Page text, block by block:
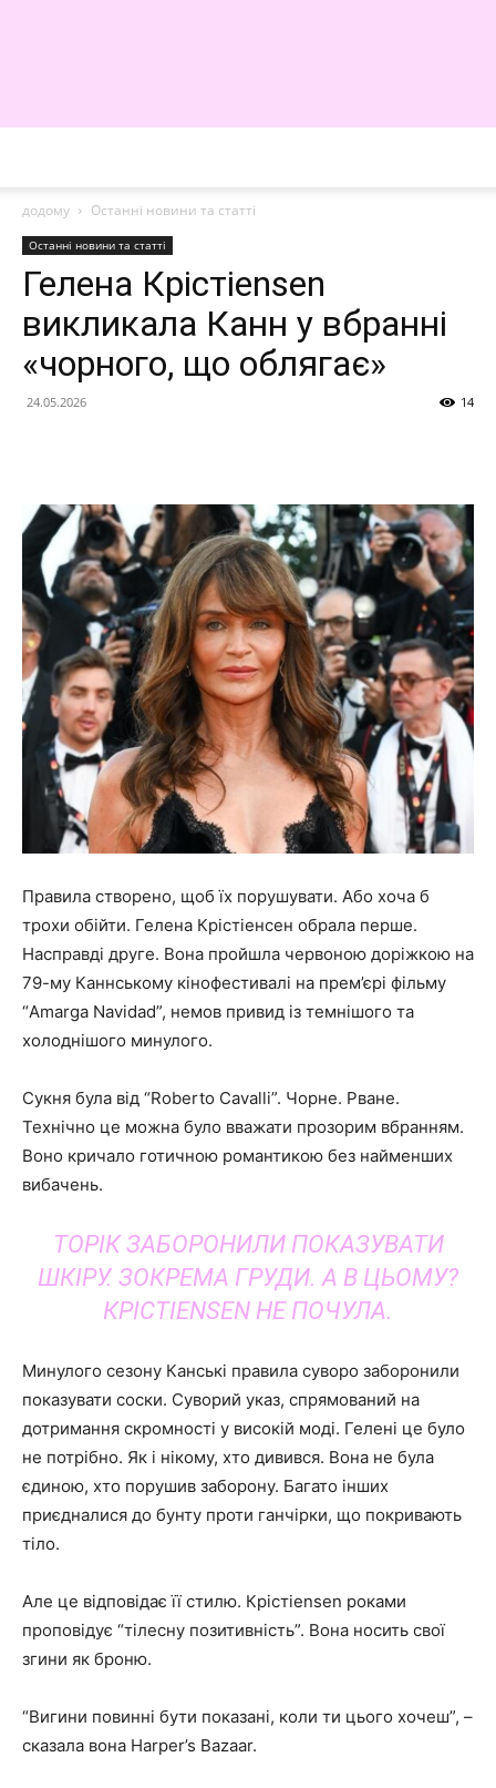
додому
Останні новини та статті
Останні новини та статті
Гелена Крістіensen
викликала Канн у вбранні
«чорного, що облягає»
24.05.2026 14
Правила створено, щоб їх порушувати. Або хоча б
трохи обійти. Гелена Крістіенсен обрала перше.
Насправді друге. Вона пройшла червоною доріжкою на
79-му Каннському кінофестивалі на прем’єрі фільму
“Amarga Navidad”, немов привид із темнішого та
холоднішого минулого.
Сукня була від “Roberto Cavalli”. Чорне. Рване.
Технічно це можна було вважати прозорим вбранням.
Воно кричало готичною романтикою без найменших
вибачень.
ТОРІК ЗАБОРОНИЛИ ПОКАЗУВАТИ
ШКІРУ. ЗОКРЕМА ГРУДИ. А В ЦЬОМУ?
КРІСТІENSEN НЕ ПОЧУЛА.
Минулого сезону Канські правила суворо заборонили
показувати соски. Суворий указ, спрямований на
дотримання скромності у високій моді. Гелені це було
не потрібно. Як і нікому, хто дивився. Вона не була
єдиною, хто порушив заборону. Багато інших
приєдналися до бунту проти ганчірки, що покривають
тіло.
Але це відповідає її стилю. Крістіensen роками
проповідує “тілесну позитивність”. Вона носить свої
згини як броню.
“Вигини повинні бути показані, коли ти цього хочеш”, –
сказала вона Harper’s Bazaar.